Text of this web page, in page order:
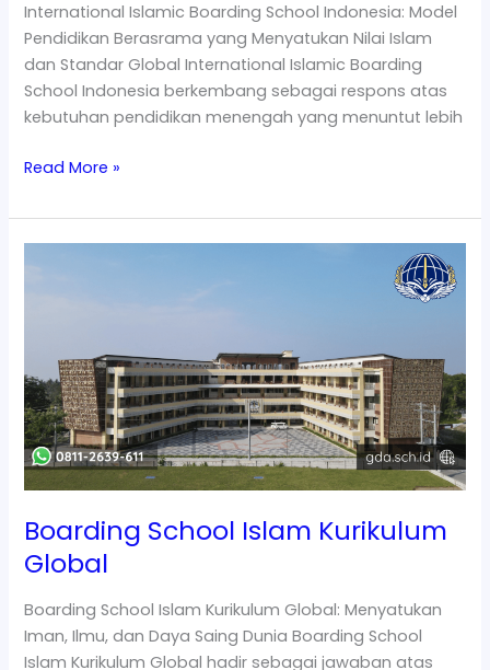
International Islamic Boarding School Indonesia: Model
Pendidikan Berasrama yang Menyatukan Nilai Islam
dan Standar Global International Islamic Boarding
School Indonesia berkembang sebagai respons atas
kebutuhan pendidikan menengah yang menuntut lebih
Read More »
Boarding School Islam Kurikulum
Global
Boarding School Islam Kurikulum Global: Menyatukan
Iman, Ilmu, dan Daya Saing Dunia Boarding School
Islam Kurikulum Global hadir sebagai jawaban atas
Global